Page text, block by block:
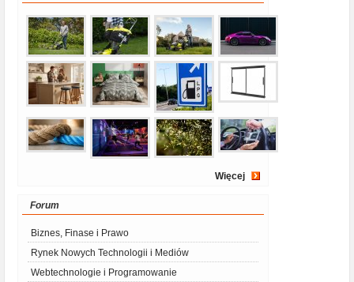
Więcej
Forum
Biznes, Finase i Prawo
Rynek Nowych Technologii i Mediów
Webtechnologie i Programowanie